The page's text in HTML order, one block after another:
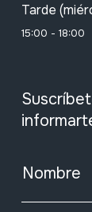
Tarde
15:00 - 18:00
Nombre